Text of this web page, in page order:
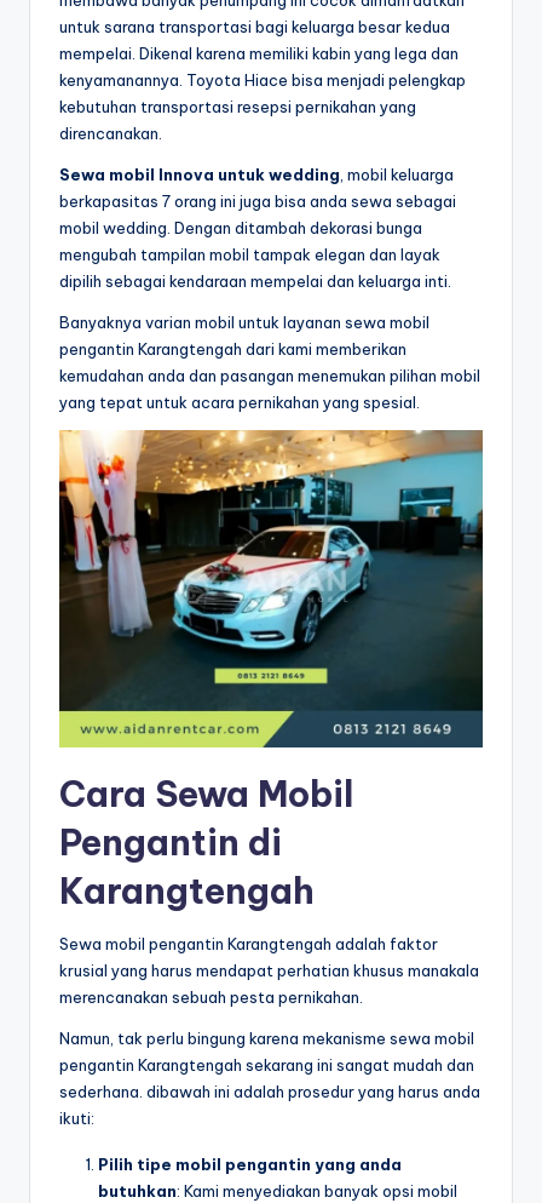
untuk sarana transportasi bagi keluarga besar kedua
mempelai. Dikenal karena memiliki kabin yang lega dan
kenyamanannya. Toyota Hiace bisa menjadi pelengkap
kebutuhan transportasi resepsi pernikahan yang
direncanakan.
Sewa mobil Innova untuk wedding , mobil keluarga
berkapasitas 7 orang ini juga bisa anda sewa sebagai
mobil wedding. Dengan ditambah dekorasi bunga
mengubah tampilan mobil tampak elegan dan layak
dipilih sebagai kendaraan mempelai dan keluarga inti.
Banyaknya varian mobil untuk layanan sewa mobil
pengantin Karangtengah dari kami memberikan
kemudahan anda dan pasangan menemukan pilihan mobil
yang tepat untuk acara pernikahan yang spesial.
Cara Sewa Mobil
Pengantin di
Karangtengah
Sewa mobil pengantin Karangtengah adalah faktor
krusial yang harus mendapat perhatian khusus manakala
merencanakan sebuah pesta pernikahan.
Namun, tak perlu bingung karena mekanisme sewa mobil
pengantin Karangtengah sekarang ini sangat mudah dan
sederhana. dibawah ini adalah prosedur yang harus anda
ikuti:
Pilih tipe mobil pengantin yang anda
butuhkan: Kami menyediakan banyak opsi mobil